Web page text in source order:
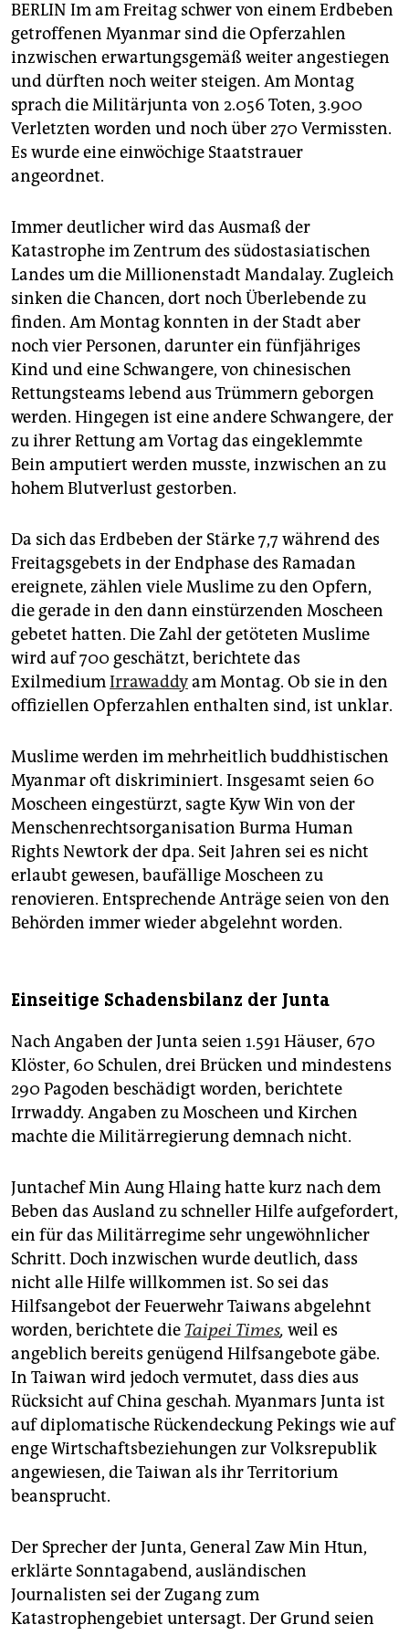
BERLIN Im am Freitag schwer von einem Erdbeben
getroffenen Myanmar sind die Opferzahlen
inzwischen erwartungsgemäß weiter angestiegen
und dürften noch weiter steigen. Am Montag
sprach die Militärjunta von 2.056 Toten, 3.900
Verletzten worden und noch über 270 Vermissten.
Es wurde eine einwöchige Staatstrauer
angeordnet.
Immer deutlicher wird das Ausmaß der
Katastrophe im Zentrum des südostasiatischen
Landes um die Millionenstadt Mandalay. Zugleich
sinken die Chancen, dort noch Überlebende zu
finden. Am Montag konnten in der Stadt aber
noch vier Personen, darunter ein fünfjähriges
Kind und eine Schwangere, von chinesischen
Rettungsteams lebend aus Trümmern geborgen
werden. Hingegen ist eine andere Schwangere, der
zu ihrer Rettung am Vortag das eingeklemmte
Bein amputiert werden musste, inzwischen an zu
hohem Blutverlust gestorben.
Da sich das Erdbeben der Stärke 7,7 während des
Freitagsgebets in der Endphase des Ramadan
ereignete, zählen viele Muslime zu den Opfern,
die gerade in den dann einstürzenden Moscheen
gebetet hatten. Die Zahl der getöteten Muslime
wird auf 700 geschätzt, berichtete das
ExilmediumIrrawaddyam Montag. Ob sie in den
offiziellen Opferzahlen enthalten sind, ist unklar.
Muslime werden im mehrheitlich buddhistischen
Myanmar oft diskriminiert. Insgesamt seien 60
Moscheen eingestürzt, sagte Kyw Win von der
Menschenrechtsorganisation Burma Human
Rights Newtork der dpa. Seit Jahren sei es nicht
erlaubt gewesen, baufällige Moscheen zu
renovieren. Entsprechende Anträge seien von den
Behörden immer wieder abgelehnt worden.
Einseitige Schadensbilanz der Junta
Nach Angaben der Junta seien 1.591 Häuser, 670
Klöster, 60 Schulen, drei Brücken und mindestens
290 Pagoden beschädigt worden, berichtete
Irrwaddy. Angaben zu Moscheen und Kirchen
machte die Militärregierung demnach nicht.
Juntachef Min Aung Hlaing hatte kurz nach dem
Beben das Ausland zu schneller Hilfe aufgefordert,
ein für das Militärregime sehr ungewöhnlicher
Schritt. Doch inzwischen wurde deutlich, dass
nicht alle Hilfe willkommen ist. So sei das
Hilfsangebot der Feuerwehr Taiwans abgelehnt
worden, berichtete die Taipei Times, weil es
angeblich bereits genügend Hilfsangebote gäbe.
In Taiwan wird jedoch vermutet, dass dies aus
Rücksicht auf China geschah. Myanmars Junta ist
auf diplomatische Rückendeckung Pekings wie auf
enge Wirtschaftsbeziehungen zur Volksrepublik
angewiesen, die Taiwan als ihr Territorium
beansprucht.
Der Sprecher der Junta, General Zaw Min Htun,
erklärte Sonntagabend, ausländischen
Journalisten sei der Zugang zum
Katastrophengebiet untersagt. Der Grund seien